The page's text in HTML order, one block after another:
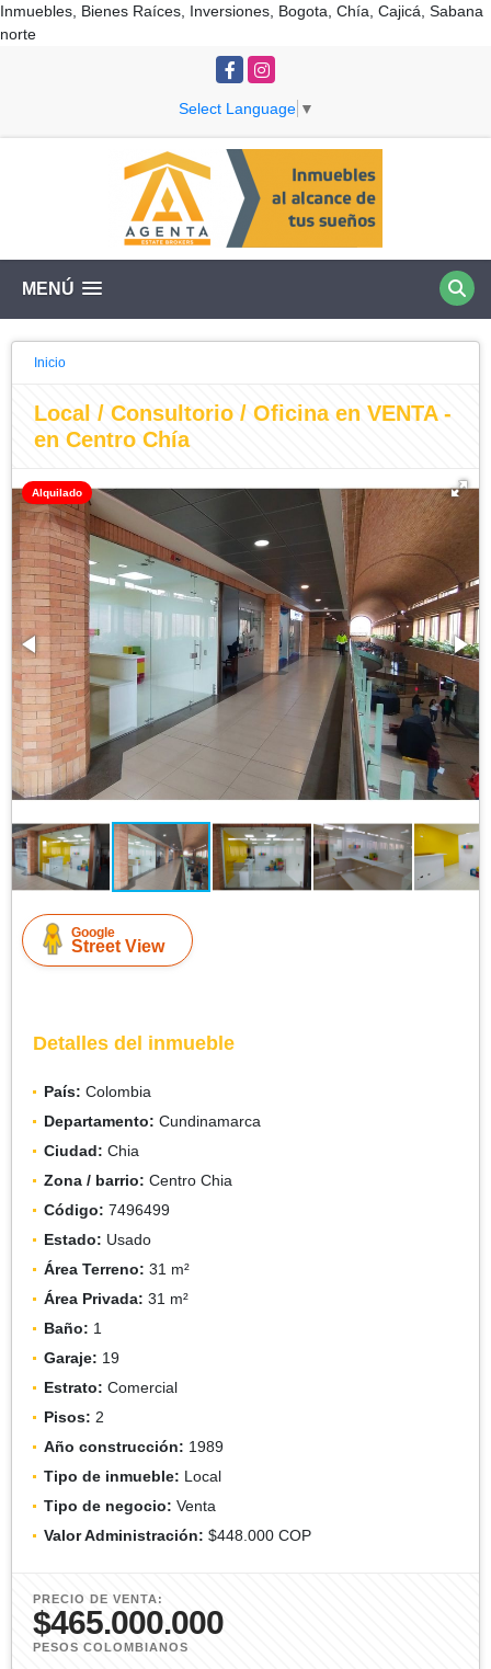
Inmuebles, Bienes Raíces, Inversiones, Bogota, Chía, Cajicá, Sabana
norte
FacebookInstagram
Select Language ▼
MENÚ
Inicio
Local / Consultorio / Oficina en VENTA -
en Centro Chía
Alquilado
Google
Street View
Detalles del inmueble
País: Colombia
Departamento: Cundinamarca
Ciudad: Chia
Zona / barrio: Centro Chia
Código: 7496499
Estado: Usado
Área Terreno: 31 m²
Área Privada: 31 m²
Baño: 1
Garaje: 19
Estrato: Comercial
Pisos: 2
Año construcción: 1989
Tipo de inmueble: Local
Tipo de negocio: Venta
Valor Administración: $448.000 COP
PRECIO DE VENTA:
$465.000.000
PESOS COLOMBIANOS